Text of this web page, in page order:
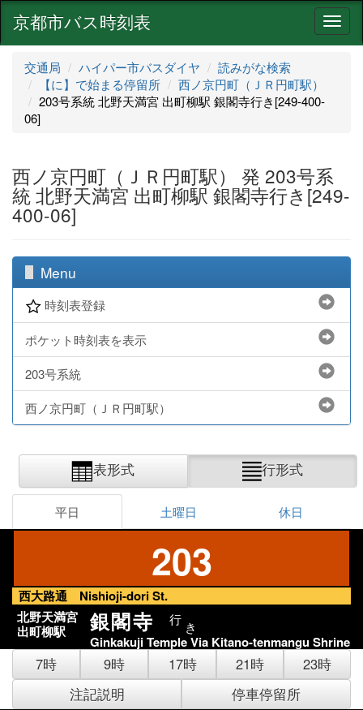
ナ
ビ
京都市バス時刻表
交通局 ハイパー市バスダイヤ
読みがな検索
【に】で始まる停留所
西ノ京円町（ＪＲ円町駅）
203号系統 北野天満宮 出町柳駅 銀閣寺行き[249-400-
06]
西ノ京円町（ＪＲ円町駅） 発 203号系
統 北野天満宮 出町柳駅 銀閣寺行き[249-
400-06]
Menu
時刻表登録
ポケット時刻表を表示
203号系統
西ノ京円町（ＪＲ円町駅）
表形式 行形式
平日 土曜日 休日
203
西大路通 Nishioji-dori St.
北野天満宮
出町柳駅
銀閣寺 行 き
Ginkakuji Temple Via Kitano-tenmangu Shrine
7時 9時 17時 21時
23時
注記説明
停車停留所